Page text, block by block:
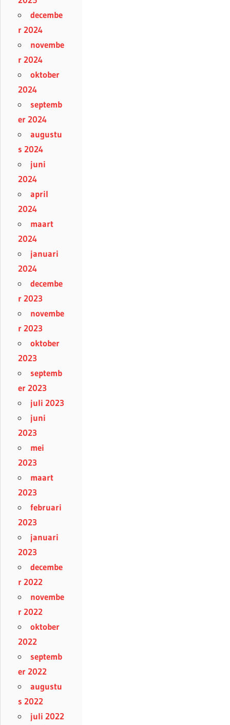
decembe
r 2024
novembe
r 2024
oktober
2024
septemb
er 2024
augustu
s 2024
juni
2024
april
2024
maart
2024
januari
2024
decembe
r 2023
novembe
r 2023
oktober
2023
septemb
er 2023
juli 2023
juni
2023
mei
2023
maart
2023
februari
2023
januari
2023
decembe
r 2022
novembe
r 2022
oktober
2022
septemb
er 2022
augustu
s 2022
juli 2022